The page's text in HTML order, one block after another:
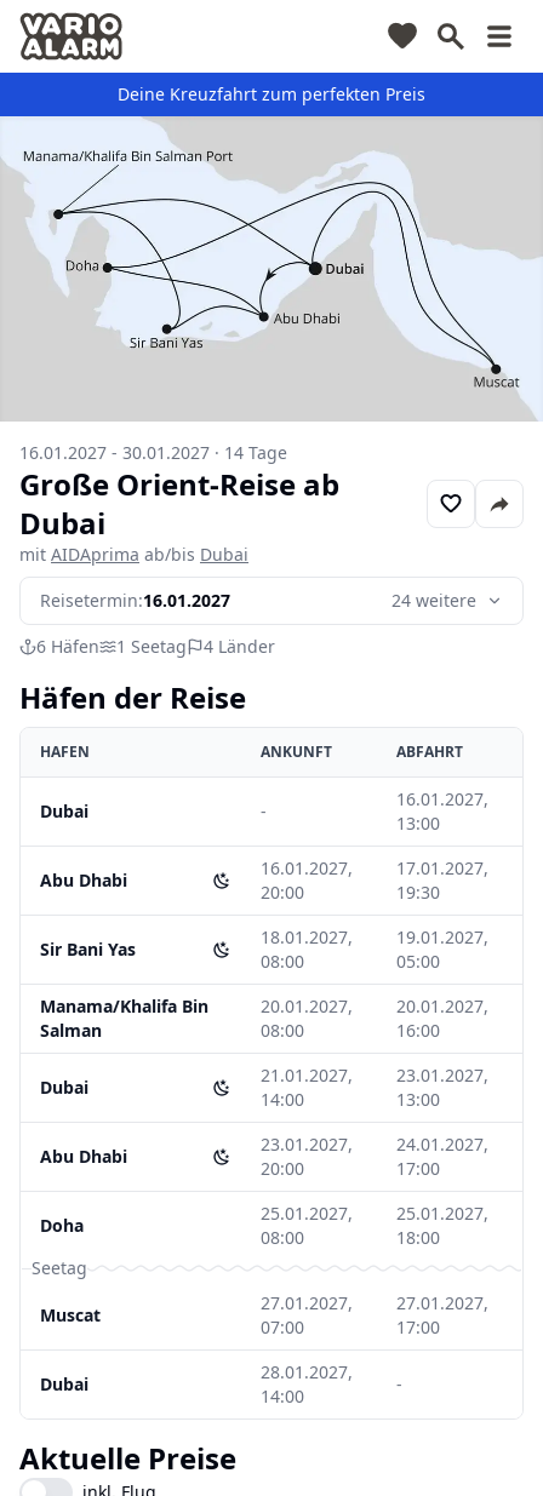
Deine Kreuzfahrt zum perfekten Preis
16.01.2027 - 30.01.2027 · 14 Tage
Große Orient-Reise ab
Dubai
mit AIDAprima ab/bis Dubai
Reisetermin:16.01.2027
24 weitere
6 Häfen 1 Seetag 4 Länder
Häfen der Reise
HAFEN ANKUNFT ABFAHRT
Dubai -
16.01.2027,
13:00
Abu Dhabi
16.01.2027,
20:00
17.01.2027,
19:30
Sir Bani Yas
18.01.2027,
08:00
19.01.2027,
05:00
Manama/Khalifa Bin
Salman
20.01.2027,
08:00
20.01.2027,
16:00
Dubai
21.01.2027,
14:00
23.01.2027,
13:00
Abu Dhabi
23.01.2027,
20:00
24.01.2027,
17:00
Doha
25.01.2027,
08:00
25.01.2027,
18:00
Seetag
Muscat
27.01.2027,
07:00
27.01.2027,
17:00
Dubai
28.01.2027,
14:00
-
Aktuelle Preise